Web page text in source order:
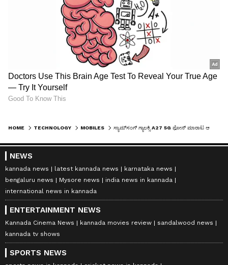
HOME TECHNOLOGY MOBILES
NEWS
kannada news latest kannada news
karnataka news
bengaluru news
Mysore news
india news in kannada
international news in kannada
ENTERTAINMENT NEWS
Kannada Cinema News kannada movies review
sandalwood news
kannada tv shows
SPORTS NEWS